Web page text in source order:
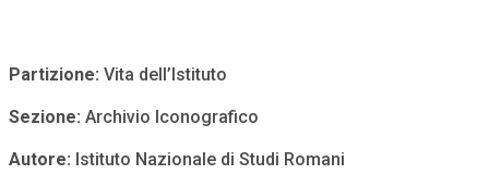
Partizione: Vita dell’Istituto
Sezione: Archivio Iconografico
Autore: Istituto Nazionale di Studi Romani